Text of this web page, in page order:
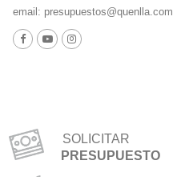
email: presupuestos@quenlla.com
SOLICITAR
PRESUPUESTO